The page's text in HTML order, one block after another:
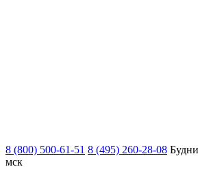
8 (800) 500-61-51 8 (495) 260-28-08
мск